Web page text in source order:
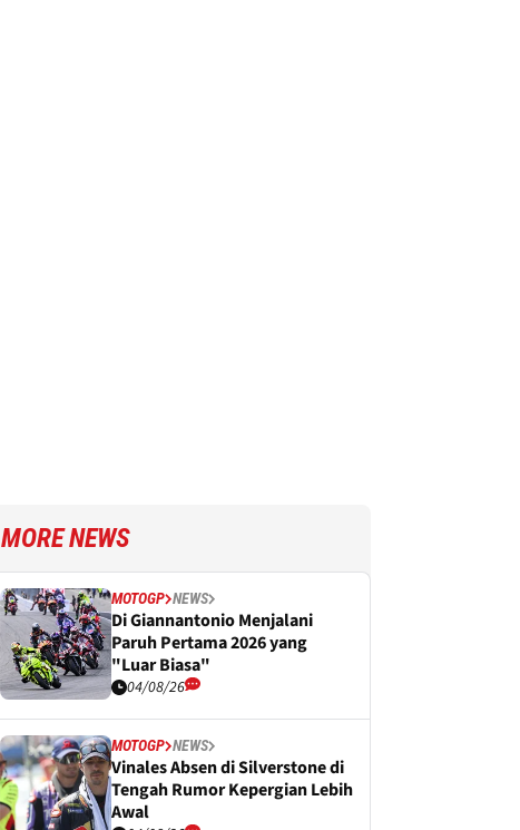
MORE NEWS
MOTOGP NEWS
Di Giannantonio Menjalani
Paruh Pertama 2026 yang
"Luar Biasa"
04/08/26
MOTOGP NEWS
Vinales Absen di Silverstone di
Tengah Rumor Kepergian Lebih
Awal